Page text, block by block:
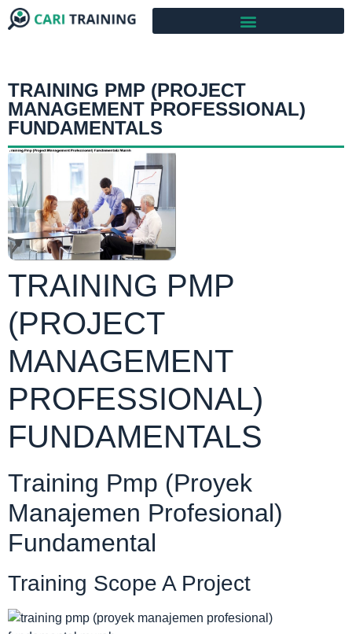
TRAINING PMP (PROJECT
MANAGEMENT PROFESSIONAL)
FUNDAMENTALS
TRAINING PMP
(PROJECT
MANAGEMENT
PROFESSIONAL)
FUNDAMENTALS
Training Pmp (Proyek
Manajemen Profesional)
Fundamental
Training Scope A Project